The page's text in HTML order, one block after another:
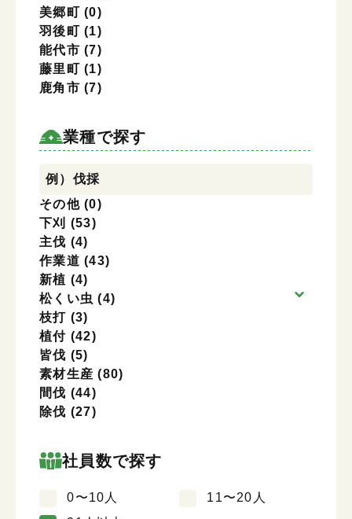
美郷町 (0)
羽後町 (1)
能代市 (7)
藤里町 (1)
鹿角市 (7)
業種で探す
業種で探す
例）伐採
その他 (0)
下刈
(53)
主伐 (4)
作業道 (43)
新植 (4)
松くい虫 (4)
枝打 (3)
植付 (42)
皆伐 (5)
素材生産 (80)
間伐 (44)
除伐 (27)
社員数で探す
0〜10人
11〜20人